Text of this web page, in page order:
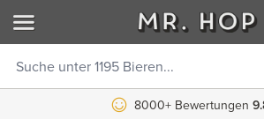
8000+ Bewertungen